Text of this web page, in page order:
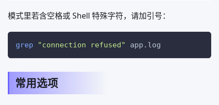
模式里若含空格或 Shell 特殊字符，请加引号：
grep "connection refused" app.log
常用选项